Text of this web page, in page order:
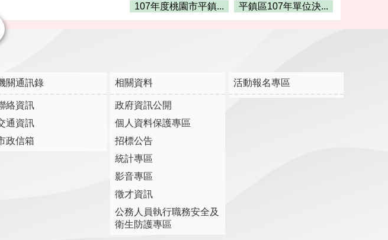
107年度桃園市平鎮... 平鎮區107年單位決...
關通訊錄
絡資訊
通資訊
政信箱
相關資料
政府資訊公開
個人資料保護專區
招標公告
統計專區
影音專區
徵才資訊
公務人員執行職務安全及
衛生防護專區
活動報名專區